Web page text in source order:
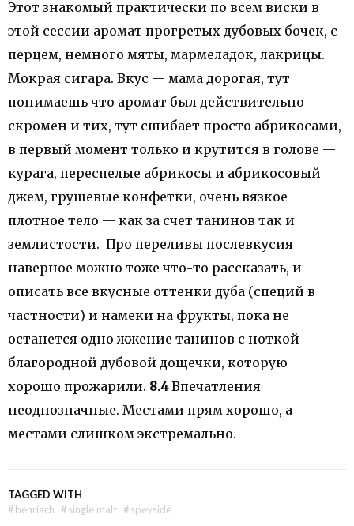
Этот знакомый практически по всем виски в
этой сессии аромат прогретых дубовых бочек, с
перцем, немного мяты, мармеладок, лакрицы.
Мокрая сигара. Вкус — мама дорогая, тут
понимаешь что аромат был действительно
скромен и тих, тут сшибает просто абрикосами,
в первый момент только и крутится в голове —
курага, переспелые абрикосы и абрикосовый
джем, грушевые конфетки, очень вязкое
плотное тело — как за счет танинов так и
землистости. Про переливы послевкусия
наверное можно тоже что-то рассказать, и
описать все вкусные оттенки дуба (специй в
частности) и намеки на фрукты, пока не
останется одно жжение танинов с ноткой
благородной дубовой дощечки, которую
хорошо прожарили. 8.4Впечатления
неоднозначные. Местами прям хорошо, а
местами слишком экстремально.
TAGGED WITH
#benriach #single malt #speyside